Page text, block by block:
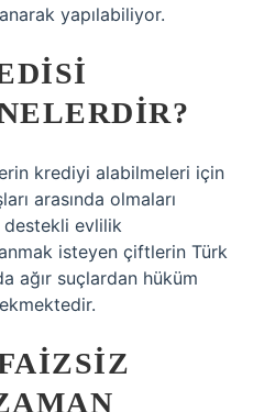
yapılabiliyor.
krediyi alabilmeleri için
arasında olmaları
evlilik
isteyen çiftlerin Türk
ağır suçlardan hüküm